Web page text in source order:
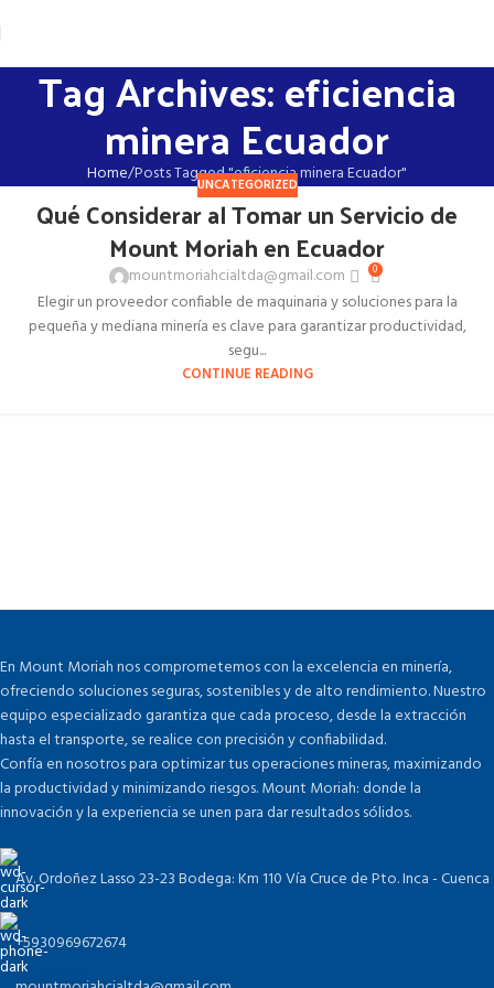
Tag Archives: eficiencia
minera Ecuador
Home Posts Tagged "eficiencia minera Ecuador"
UNCATEGORIZED
Qué Considerar al Tomar un Servicio de
Mount Moriah en Ecuador
mountmoriahcialtda@gmail.com 0
Elegir un proveedor confiable de maquinaria y soluciones para la
pequeña y mediana minería es clave para garantizar productividad,
segu...
CONTINUE READING
En Mount Moriah nos comprometemos con la excelencia en minería,
ofreciendo soluciones seguras, sostenibles y de alto rendimiento. Nuestro
equipo especializado garantiza que cada proceso, desde la extracción
hasta el transporte, se realice con precisión y confiabilidad.
Confía en nosotros para optimizar tus operaciones mineras, maximizando
la productividad y minimizando riesgos. Mount Moriah: donde la
innovación y la experiencia se unen para dar resultados sólidos.
Av. Ordoñez Lasso 23-23 Bodega: Km 110 Vía Cruce de Pto. Inca - Cuenca
+5930969672674